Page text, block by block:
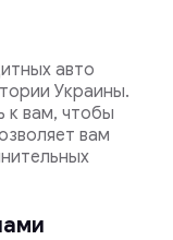
авто
Украины.
к вам, чтобы
вам